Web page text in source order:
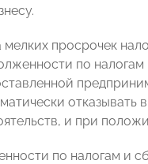
просрочек
по
отказывать
и при
по налогам и